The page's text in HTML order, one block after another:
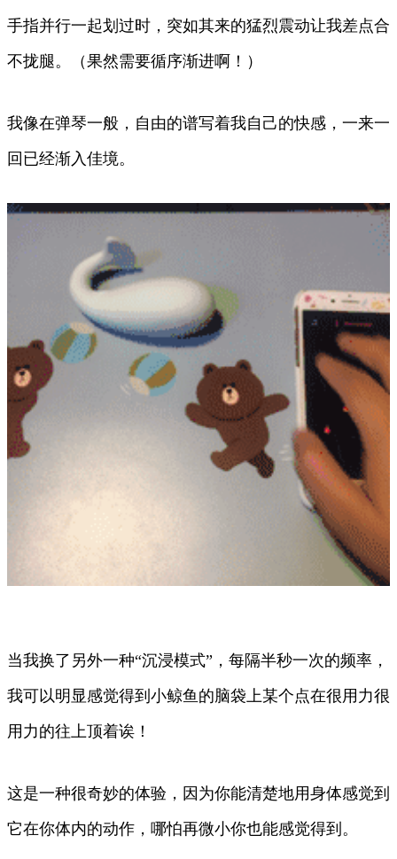
手指并行一起划过时，突如其来的猛烈震动让我差点合
不拢腿。（果然需要循序渐进啊！）
我像在弹琴一般，自由的谱写着我自己的快感，一来一
回已经渐入佳境。
当我换了另外一种“沉浸模式”，每隔半秒一次的频率，
我可以明显感觉得到小鲸鱼的脑袋上某个点在很用力很
用力的往上顶着诶！
这是一种很奇妙的体验，因为你能清楚地用身体感觉到
它在你体内的动作，哪怕再微小你也能感觉得到。